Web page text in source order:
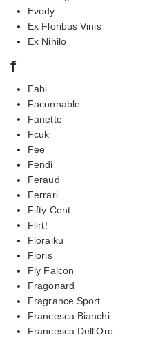
Evody
Ex Floribus Vinis
Ex Nihilo
f
Fabi
Faconnable
Fanette
Fcuk
Fee
Fendi
Feraud
Ferrari
Fifty Cent
Flirt!
Floraiku
Floris
Fly Falcon
Fragonard
Fragrance Sport
Francesca Bianchi
Francesca Dell'Oro